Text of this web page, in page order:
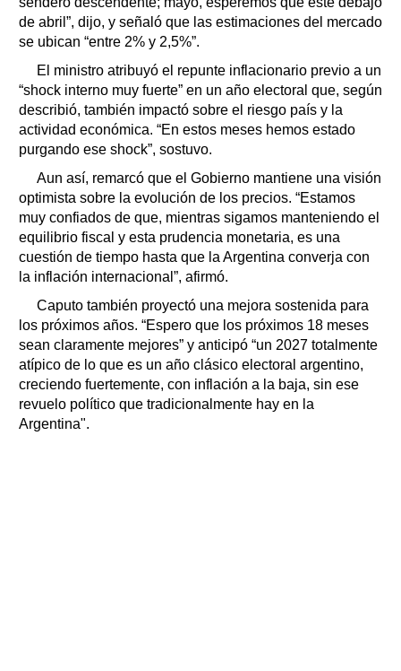
de abril”, dijo, y señaló que las estimaciones del mercado
se ubican “entre 2% y 2,5%”.
El ministro atribuyó el repunte inflacionario previo a un
“shock interno muy fuerte” en un año electoral que, según
describió, también impactó sobre el riesgo país y la
actividad económica. “En estos meses hemos estado
purgando ese shock”, sostuvo.
Aun así, remarcó que el Gobierno mantiene una visión
optimista sobre la evolución de los precios. “Estamos
muy confiados de que, mientras sigamos manteniendo el
equilibrio fiscal y esta prudencia monetaria, es una
cuestión de tiempo hasta que la Argentina converja con
la inflación internacional”, afirmó.
Caputo también proyectó una mejora sostenida para
los próximos años. “Espero que los próximos 18 meses
sean claramente mejores” y anticipó “un 2027 totalmente
atípico de lo que es un año clásico electoral argentino,
creciendo fuertemente, con inflación a la baja, sin ese
revuelo político que tradicionalmente hay en la
Argentina".